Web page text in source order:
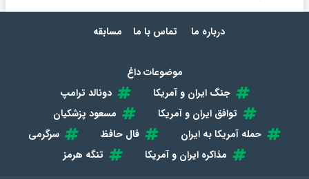
درباره ما تماس با ما مسابقه
موضوعات داغ
جنگ ایران و آمریکا
دونالد ترامپ
توافق ایران و آمریکا
مسعود پزشکیان
حمله آمریکا به ایران
فال حافظ
سرگرمی
مذاکره ایران و آمریکا
تنگه هرمز